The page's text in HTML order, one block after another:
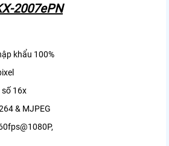
2007ePN
khẩu 100%
số 16x
& MJPEG